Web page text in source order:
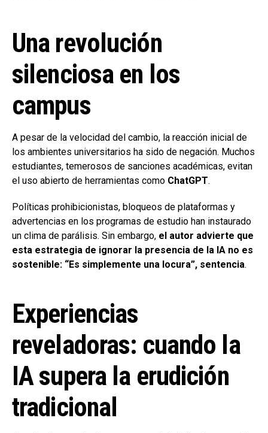
Una revolución
silenciosa en los
campus
A pesar de la velocidad del cambio, la reacción inicial de
los ambientes universitarios ha sido de negación. Muchos
estudiantes, temerosos de sanciones académicas, evitan
el uso abierto de herramientas como ChatGPT.
Políticas prohibicionistas, bloqueos de plataformas y
advertencias en los programas de estudio han instaurado
un clima de parálisis. Sin embargo, el autor advierte que
esta estrategia de ignorar la presencia de la IA no es
sostenible: “Es simplemente una locura”, sentencia.
Experiencias
reveladoras: cuando la
IA supera la erudición
tradicional